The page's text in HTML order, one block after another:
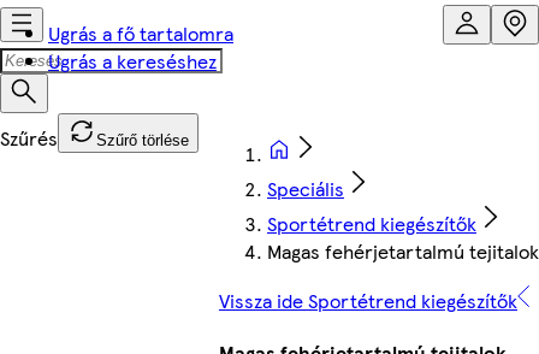
Ugrás a fő tartalomra
Ugrás a kereséshez
Szűrő törlése
Speciális
Sportétrend kiegészítők
Magas fehérjetartalmú tejitalok
Vissza ide Sportétrend kiegészítők